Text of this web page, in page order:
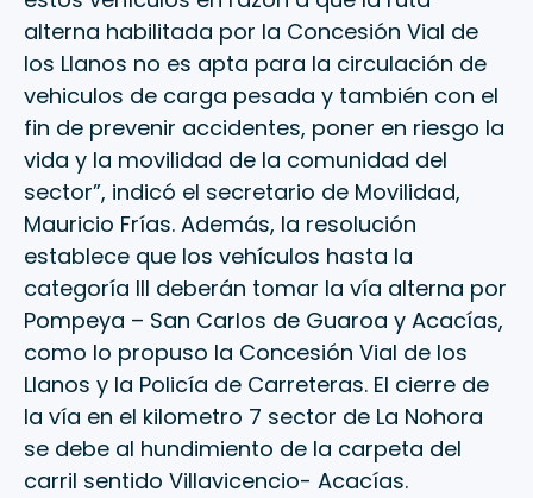
alterna habilitada por la Concesión Vial de
los Llanos no es apta para la circulación de
vehiculos de carga pesada y también con el
fin de prevenir accidentes, poner en riesgo la
vida y la movilidad de la comunidad del
sector”, indicó el secretario de Movilidad,
Mauricio Frías. Además, la resolución
establece que los vehículos hasta la
categoría III deberán tomar la vía alterna por
Pompeya – San Carlos de Guaroa y Acacías,
como lo propuso la Concesión Vial de los
Llanos y la Policía de Carreteras. El cierre de
la vía en el kilometro 7 sector de La Nohora
se debe al hundimiento de la carpeta del
carril sentido Villavicencio- Acacías.